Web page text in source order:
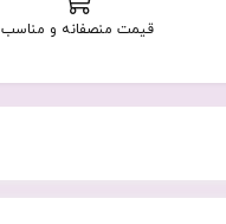
قیمت منصفانه و مناسب